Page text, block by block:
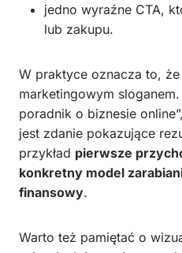
jedno wyraźne CTA,
lub zakupu.
W praktyce oznacza to,
marketingowym
poradnik o biznesie
jest zdanie pokazujące
przykład pierwsze
konkretny model
finansowy.
Warto też pamiętać o